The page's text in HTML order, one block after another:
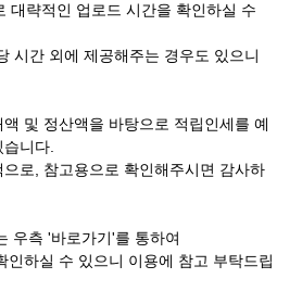
대략적인 업로드 시간을 확인하실 수
시간 외에 제공해주는 경우도 있으니
및 정산액을 바탕으로 적립인세를 예
니다.
로, 참고용으로 확인해주시면 감사하
우측 '바로가기'를 통하여
인하실 수 있으니 이용에 참고 부탁드립